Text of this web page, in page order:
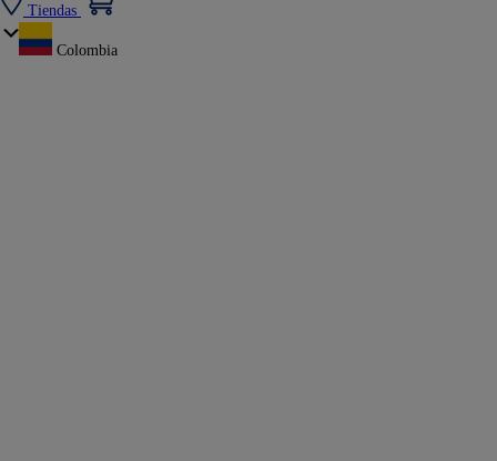
Tiendas
Colombia